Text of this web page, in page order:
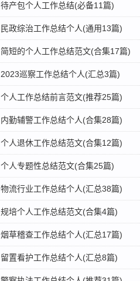
待产包个人工作总结(必备11篇)
民政综治工作总结个人(通用13篇)
简短的个人工作总结范文(合集17篇)
2023巡察工作总结个人(汇总3篇)
个人工作总结前言范文(推荐25篇)
内勤辅警工作总结个人(合集28篇)
个人退休工作总结范文(合集12篇)
个人专题性总结范文(合集25篇)
物流行业工作总结个人(汇总38篇)
规培个人工作总结范文(合集4篇)
烟草稽查工作总结个人(汇总17篇)
留置看护工作总结个人(汇总8篇)